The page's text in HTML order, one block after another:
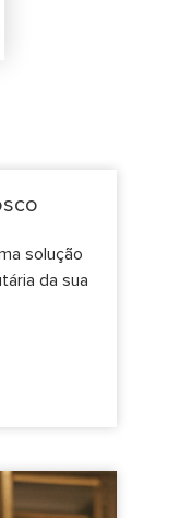
solução
da sua